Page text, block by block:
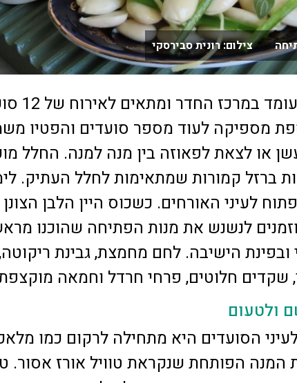
צילום: רונית סבירסקי
שולחן עץ גדול
מספיקה לעוד מספר סועדים והפטיו
או לצאת לפאוזה בין מנה למנה. החלל
ברזל קמורות שמתאימות לחלל העתיק.
לעיני האורחים. כשכוס היין הלבן הצונן
לנשנש את מנות הפתיחה שהוכנו
ובפינת הישיבה. לחם מחמצת, גבינת
שקדים חלוטים, פרחי חרדל וחמאה
ולטעום
הסועדים היא מתחילה לרקום כמו
הפותחת שנקראת טוויל אורז אסור.